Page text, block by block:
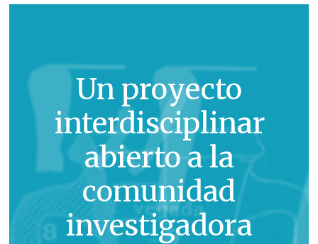
Un proyecto
interdisciplinar
abierto a la
comunidad
investigadora